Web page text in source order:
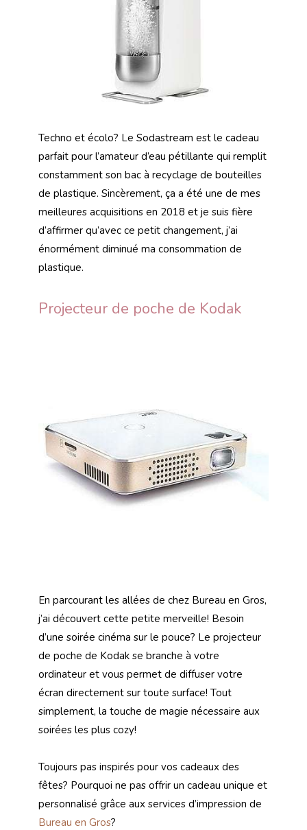
Techno et écolo? Le Sodastream est le cadeau
parfait pour l’amateur d’eau pétillante qui remplit
constamment son bac à recyclage de bouteilles
de plastique. Sincèrement, ça a été une de mes
meilleures acquisitions en 2018 et je suis fière
d’affirmer qu’avec ce petit changement, j’ai
énormément diminué ma consommation de
plastique.
Projecteur de poche de Kodak
En parcourant les allées de chez Bureau en Gros,
j’ai découvert cette petite merveille! Besoin
d’une soirée cinéma sur le pouce? Le projecteur
de poche de Kodak se branche à votre
ordinateur et vous permet de diffuser votre
écran directement sur toute surface! Tout
simplement, la touche de magie nécessaire aux
soirées les plus cozy!
Toujours pas inspirés pour vos cadeaux des
fêtes? Pourquoi ne pas offrir un cadeau unique et
personnalisé grâce aux services d’impression de
Bureau en Gros?